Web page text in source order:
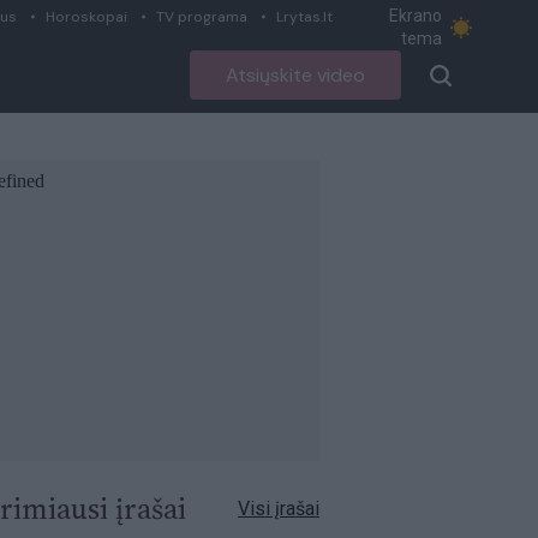
Horoskopai TV programa Lrytas.lt
Ekrano
tema
Atsiųskite video
įrašai Visi įrašai